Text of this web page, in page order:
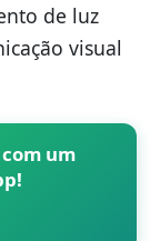
de luz
visual
um